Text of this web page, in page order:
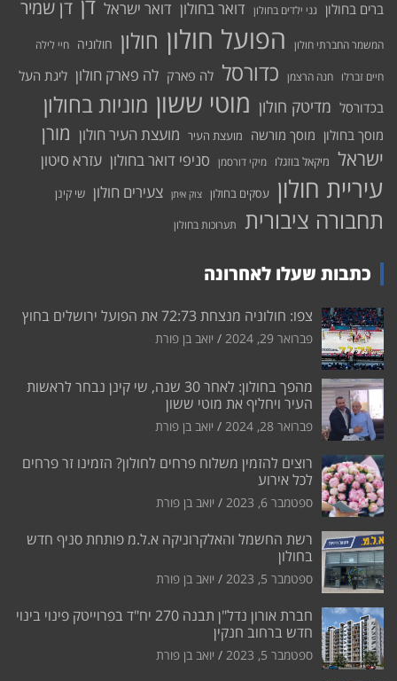
ברים בחולון גני ילדים בחולון דואר בחולון דואר ישראל דן דן שמיר
המשמר החברתי חולון הפועל חולון חולון חולוניה חיי לילה
חיים זברלו חנה הרצמן כדורסל לה פארק לה פארק חולון ליגת העל
בכדורסל מדיטק חולון מוטי ששון מוניות בחולון
מוסך בחולון מוסך מורשה מועצת העיר מועצת העיר חולון מורן
ישראל מיקאל בוזגלו מיקי דורסמן סניפי דואר בחולון עזרא סיטון
עיריית חולון עסקים בחולון צוק איתן צעירים חולון שי קינן
תחבורה ציבורית תערוכות בחולון
כתבות שעלו לאחרונה
צפו: חולוניה מנצחת 72:73 את הפועל ירושלים בחוץ
פברואר 29, 2024 יואב בן פורת
מהפך בחולון: לאחר 30 שנה, שי קינן נבחר לראשות
העיר ויחליף את מוטי ששון
פברואר 28, 2024 יואב בן פורת
רוצים להזמין משלוח פרחים לחולון? הזמינו זר פרחים
לכל אירוע
ספטמבר 6, 2023 יואב בן פורת
רשת החשמל והאלקרוניקה א.ל.מ פותחת סניף חדש
בחולון
ספטמבר 5, 2023 יואב בן פורת
חברת אורון נדל"ן תבנה 270 יח"ד בפרוייטק פינוי בינוי
חדש ברחוב חנקין
ספטמבר 5, 2023 יואב בן פורת